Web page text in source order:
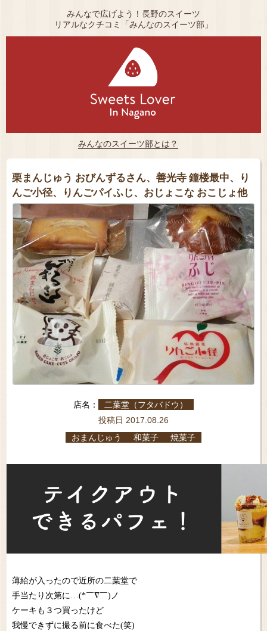
みんなで広げよう！長野のスイーツ
リアルなクチコミ「みんなのスイーツ部」
みんなのスイーツ部とは？
栗まんじゅう おびんずるさん、善光寺 鐘楼最中、り
んご小径、りんごパイふじ、おじょこな おこじょ他
店名： 二葉堂（フタバドウ）
投稿日 2017.08.26
おまんじゅう 和菓子 焼菓子
薄給が入ったので近所の二葉堂で
手当たり次第に…(*￣∇￣)ノ
ケーキも３つ買ったけど
我慢できずに撮る前に食べた(笑)